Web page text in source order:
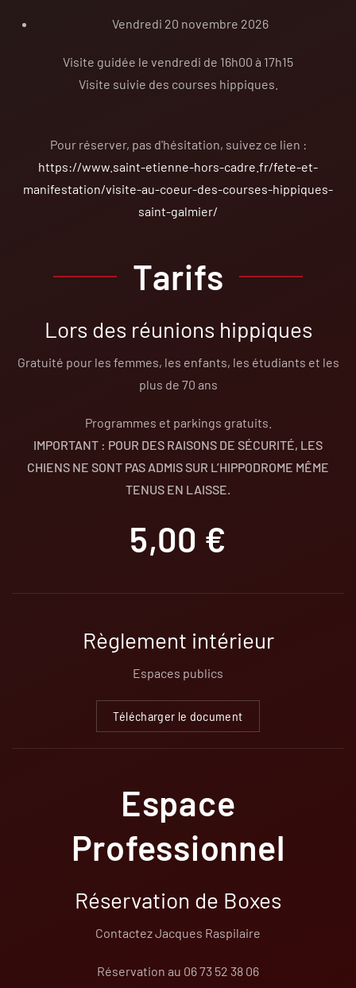
Vendredi 20 novembre 2026
Visite guidée le vendredi de 16h00 à 17h15
Visite suivie des courses hippiques.
Pour réserver, pas d'hésitation, suivez ce lien :
https://www.saint-etienne-hors-cadre.fr/fete-et-
manifestation/visite-au-coeur-des-courses-hippiques-
saint-galmier/
Tarifs
Lors des réunions hippiques
Gratuité pour les femmes, les enfants, les étudiants et les
plus de 70 ans
Programmes et parkings gratuits.
IMPORTANT : POUR DES RAISONS DE SÉCURITÉ, LES
CHIENS NE SONT PAS ADMIS SUR L’HIPPODROME MÊME
TENUS EN LAISSE.
5,00 €
Règlement intérieur
Espaces publics
Télécharger le document
Espace
Professionnel
Réservation de Boxes
Contactez Jacques Raspilaire
Réservation au 06 73 52 38 06